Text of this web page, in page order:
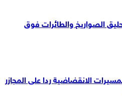
الصواريخ والطائرات فوق
الانقضاضية ردا على المجازر